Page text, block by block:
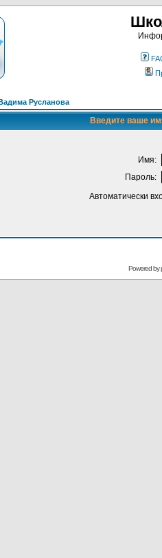
Русланова
Введите ваше
Имя:
Пароль:
Автоматически
Powered by